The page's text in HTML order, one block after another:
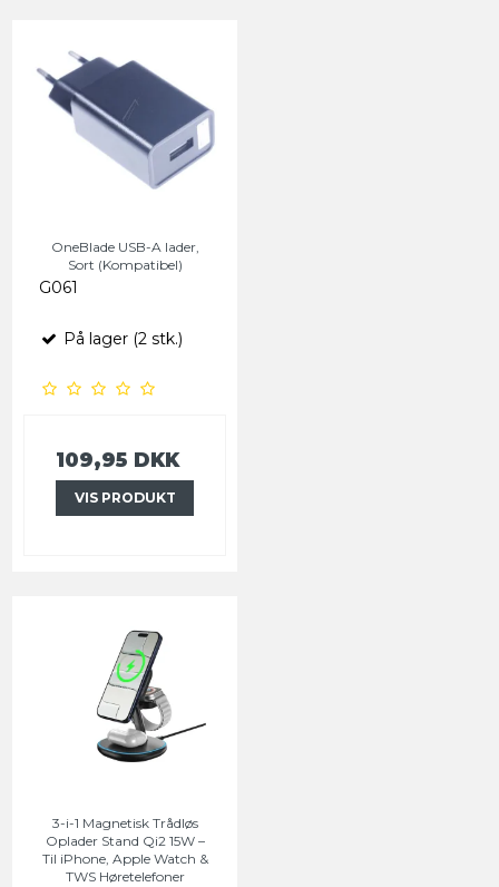
OneBlade USB-A lader,
Sort (Kompatibel)
G061
På lager (2 stk.)
109,95 DKK
VIS PRODUKT
3-i-1 Magnetisk Trådløs
Oplader Stand Qi2 15W –
Til iPhone, Apple Watch &
TWS Høretelefoner